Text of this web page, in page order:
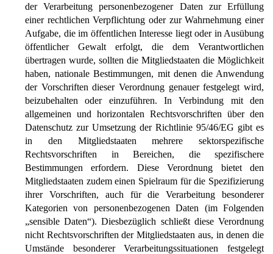
der Verarbeitung personenbezogener Daten zur Erfüllung
einer rechtlichen Verpflichtung oder zur Wahrnehmung einer
Aufgabe, die im öffentlichen Interesse liegt oder in Ausübung
öffentlicher Gewalt erfolgt, die dem Verantwortlichen
übertragen wurde, sollten die Mitgliedstaaten die Möglichkeit
haben, nationale Bestimmungen, mit denen die Anwendung
der Vorschriften dieser Verordnung genauer festgelegt wird,
beizubehalten oder einzuführen. In Verbindung mit den
allgemeinen und horizontalen Rechtsvorschriften über den
Datenschutz zur Umsetzung der Richtlinie 95/46/EG gibt es
in den Mitgliedstaaten mehrere sektorspezifische
Rechtsvorschriften in Bereichen, die spezifischere
Bestimmungen erfordern. Diese Verordnung bietet den
Mitgliedstaaten zudem einen Spielraum für die Spezifizierung
ihrer Vorschriften, auch für die Verarbeitung besonderer
Kategorien von personenbezogenen Daten (im Folgenden
„sensible Daten“). Diesbezüglich schließt diese Verordnung
nicht Rechtsvorschriften der Mitgliedstaaten aus, in denen die
Umstände besonderer Verarbeitungssituationen festgelegt